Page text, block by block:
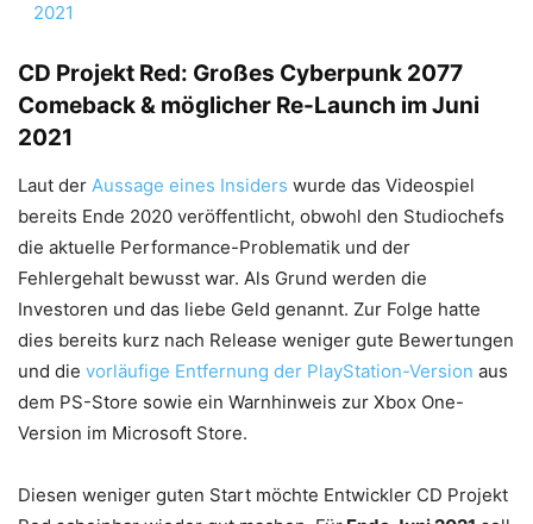
2021
CD Projekt Red: Großes Cyberpunk 2077
Comeback & möglicher Re-Launch im Juni
2021
Laut der Aussage eines Insiders wurde das Videospiel
bereits Ende 2020 veröffentlicht, obwohl den Studiochefs
die aktuelle Performance-Problematik und der
Fehlergehalt bewusst war. Als Grund werden die
Investoren und das liebe Geld genannt. Zur Folge hatte
dies bereits kurz nach Release weniger gute Bewertungen
und die vorläufige Entfernung der PlayStation-Version aus
dem PS-Store sowie ein Warnhinweis zur Xbox One-
Version im Microsoft Store.
Diesen weniger guten Start möchte Entwickler CD Projekt